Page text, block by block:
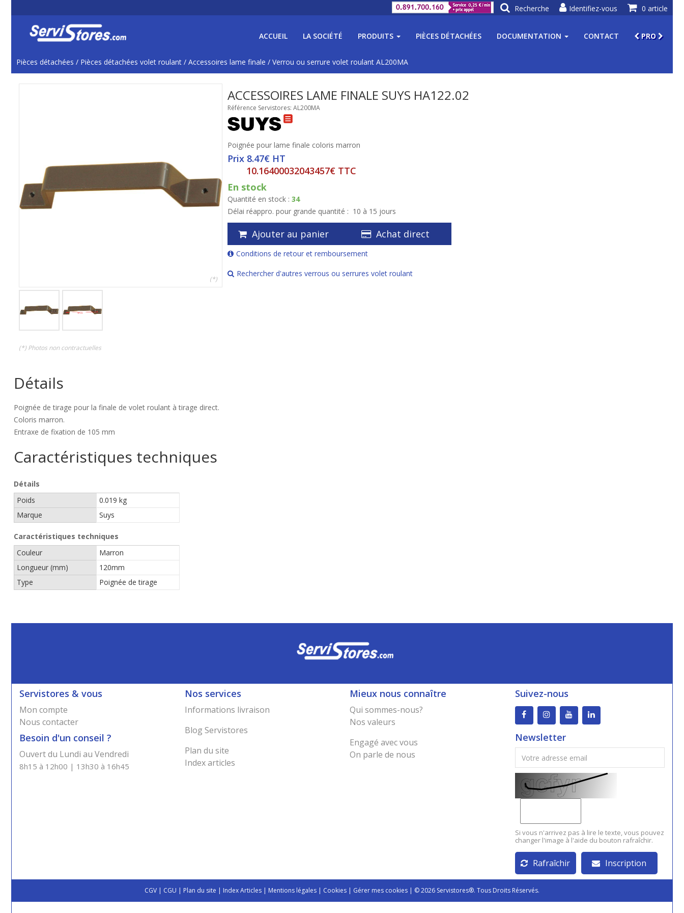
ACCUEIL LA SOCIÉTÉ PRODUITS PIÈCES DÉTACHÉES DOCUMENTATION CONTACT PRO
Pièces détachées / Pièces détachées volet roulant / Accessoires lame finale / Verrou ou serrure volet roulant AL200MA
(*)
(*) Photos non contractuelles
ACCESSOIRES LAME FINALE SUYS HA122.02
Référence Servistores: AL200MA
Poignée pour lame finale coloris marron
Prix 8.47€ HT
10.16400032043457€ TTC
En stock
Quantité en stock : 34
Délai réappro. pour grande quantité : 10 à 15 jours
Ajouter au panier Achat direct
Conditions de retour et remboursement
Rechercher d'autres verrous ou serrures volet roulant
Détails
Poignée de tirage pour la finale de volet roulant à tirage direct.
Coloris marron.
Entraxe de fixation de 105 mm
Caractéristiques techniques
Détails
Poids
0.019 kg
Marque
Suys
Caractéristiques techniques
Couleur
Marron
Longueur (mm)
120mm
Type
Poignée de tirage
Servistores & vous
Mon compte
Nous contacter
Besoin d'un conseil ?
Ouvert du Lundi au Vendredi
8h15 à 12h00 | 13h30 à 16h45
Nos services
Informations livraison
Blog Servistores
Plan du site
Index articles
Mieux nous connaître
Qui sommes-nous?
Nos valeurs
Engagé avec vous
On parle de nous
Suivez-nous
Newsletter
Si vous n'arrivez pas à lire le texte, vous pouvez
changer l'image à l'aide du bouton rafraîchir.
Rafraîchir Inscription
CGV | CGU | Plan du site | Index Articles | Mentions légales | Cookies | Gérer mes cookies | © 2026 Servistores®. Tous Droits Réservés.
0 article
Identifiez-vous
Recherche